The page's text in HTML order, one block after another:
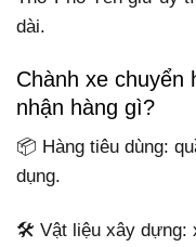
dài.
Chành xe chuyển
nhận hàng gì?
📦 Hàng tiêu dùng:
dụng.
🛠 Vật liệu xây dựng: